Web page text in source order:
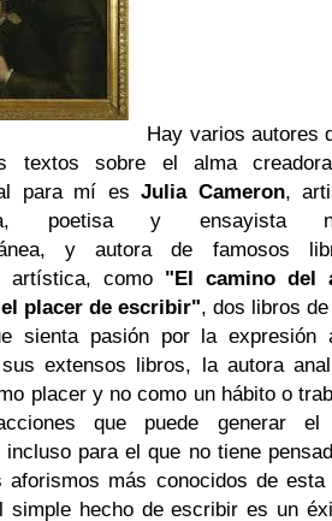
Hay varios autores
textossobre el alma
para mí esJulia Cameron,
poetisa y ensayista
y autora de famosos
artística, como "El camino del
placer de escribir", dos libros
sienta pasión por la expresión
extensos libros, la autora
placer y no como un hábito o
que puede generar el
incluso para el que no tiene
aforismos más conocidos de esta
simple hecho de escribir es un